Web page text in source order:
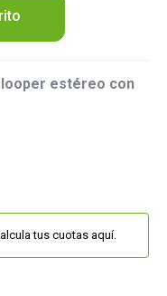
looper estéreo con
tus cuotas aquí.